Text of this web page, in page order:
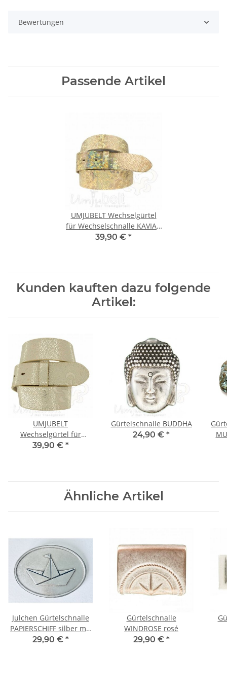
Bewertungen
Passende Artikel
UMJUBELT Wechselgürtel
für Wechselschnalle KAVIAR
GOLD
39,90 € *
Kunden kauften dazu folgende
Artikel:
UMJUBELT
Wechselgürtel für
Wechselschnalle ALASKA
39,90 € *
Gürtelschnalle BUDDHA
24,90 € *
Ähnliche Artikel
Julchen Gürtelschnalle
PAPIERSCHIFF silber mit
GLITZERSTEINCHEN
29,90 € *
Gürtelschnalle
WINDROSE rosé
29,90 € *